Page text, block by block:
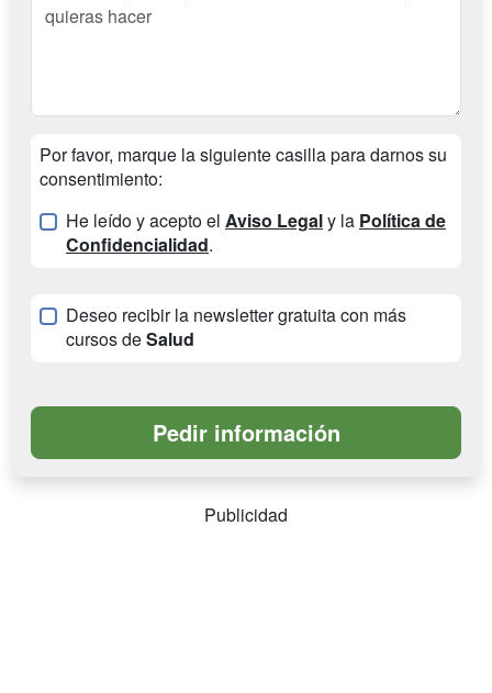
Por favor, marque la siguiente casilla para darnos su
consentimiento:
He leído y acepto el Aviso Legaly la Política de
Confidencialidad.
Deseo recibir la newsletter gratuita con más
cursos deSalud
Publicidad